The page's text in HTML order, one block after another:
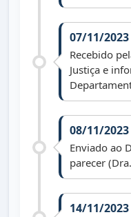
07/11/2023
Recebido
Justiça e
08/11/2023
Enviado ao
parecer
14/11/2023